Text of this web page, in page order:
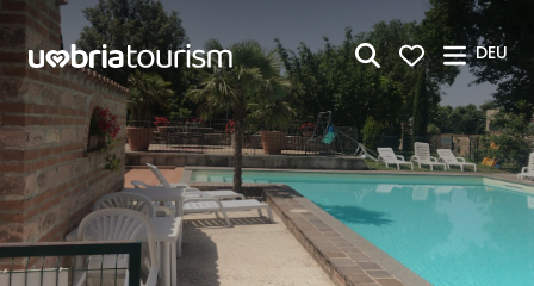
Zum Hauptinhalt springen
DEU